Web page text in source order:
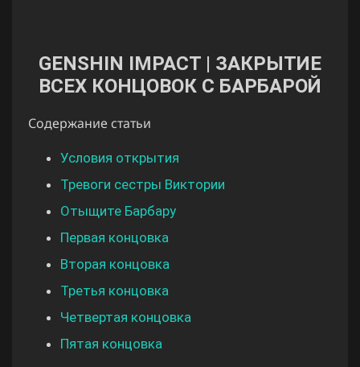
GENSHIN IMPACT | ЗАКРЫТИЕ
ВСЕХ КОНЦОВОК С БАРБАРОЙ
Содержание статьи
Условия открытия
Тревоги сестры Виктории
Отыщите Барбару
Первая концовка
Вторая концовка
Третья концовка
Четвертая концовка
Пятая концовка